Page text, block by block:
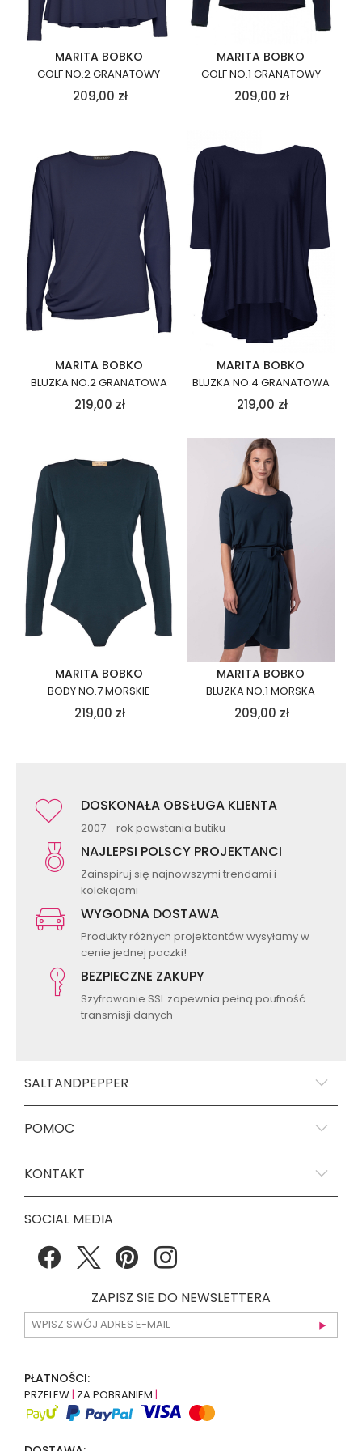
MARITA BOBKO
GOLF NO.2 GRANATOWY
209,00 zł
MARITA BOBKO
GOLF NO.1 GRANATOWY
209,00 zł
MARITA BOBKO
BLUZKA NO.2 GRANATOWA
219,00 zł
MARITA BOBKO
BLUZKA NO.4 GRANATOWA
219,00 zł
MARITA BOBKO
BODY NO.7 MORSKIE
219,00 zł
MARITA BOBKO
BLUZKA NO.1 MORSKA
209,00 zł
DOSKONAŁA OBSŁUGA KLIENTA
2007 - rok powstania butiku
NAJLEPSI POLSCY PROJEKTANCI
Zainspiruj się najnowszymi trendami i
kolekcjami
WYGODNA DOSTAWA
Produkty różnych projektantów wysyłamy w
cenie jednej paczki!
BEZPIECZNE ZAKUPY
Szyfrowanie SSL zapewnia pełną poufność
transmisji danych
SALTANDPEPPER
POMOC
KONTAKT
SOCIAL MEDIA
ZAPISZ SIE DO NEWSLETTERA
PŁATNOŚCI:
PRZELEW | ZA POBRANIEM |